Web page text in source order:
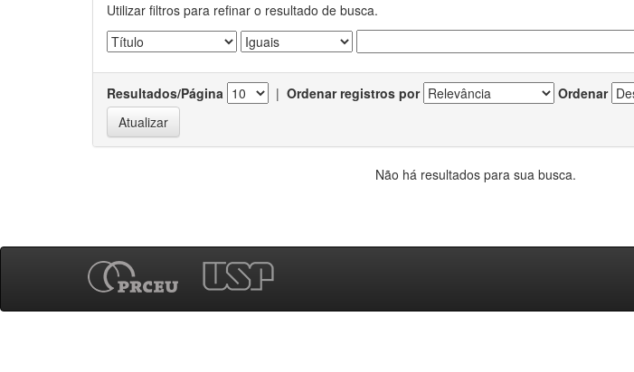
Utilizar filtros para refinar o resultado de busca.
Resultados/Página | Ordenar registros por Ordenar
Não há resultados para sua busca.